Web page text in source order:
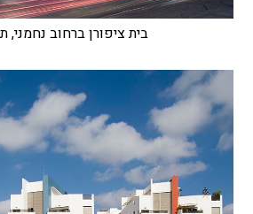
בית ציפורן ברחוב נחמני,